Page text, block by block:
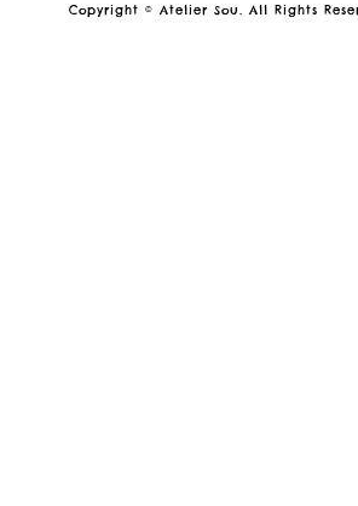
Copyright © Atelier Sou. All Rights